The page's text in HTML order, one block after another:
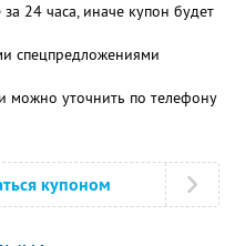
24 часа, иначе купон будет
спецпредложениями
уточнить по телефону
купоном